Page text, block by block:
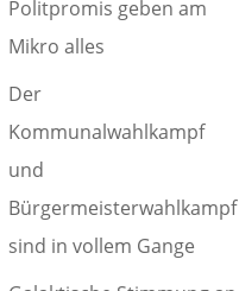
Politpromis geben am
Mikro alles
Der
Kommunalwahlkampf
und
Bürgermeisterwahlkampf
sind in vollem Gange